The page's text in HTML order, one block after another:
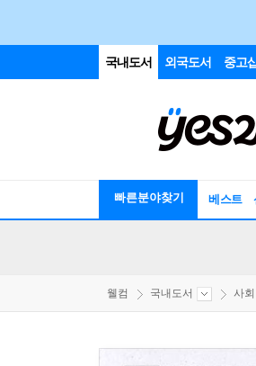
국내도서 외국도서 중고
빠른분야찾기 베스트
웰컴 국내도서 사회